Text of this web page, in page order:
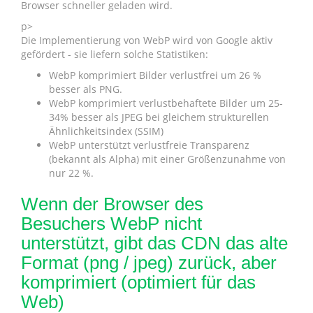
Browser schneller geladen wird.
p>
Die Implementierung von WebP wird von Google aktiv
gefördert - sie liefern solche Statistiken:
WebP komprimiert Bilder verlustfrei um 26 %
besser als PNG.
WebP komprimiert verlustbehaftete Bilder um 25-
34% besser als JPEG bei gleichem strukturellen
Ähnlichkeitsindex (SSIM)
WebP unterstützt verlustfreie Transparenz
(bekannt als Alpha) mit einer Größenzunahme von
nur 22 %.
Wenn der Browser des
Besuchers WebP nicht
unterstützt, gibt das CDN das alte
Format (png / jpeg) zurück, aber
komprimiert (optimiert für das
Web)